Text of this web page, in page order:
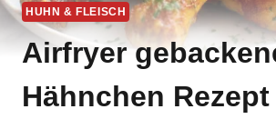
HUHN & FLEISCH
Airfryer
Hähnchen Rezept